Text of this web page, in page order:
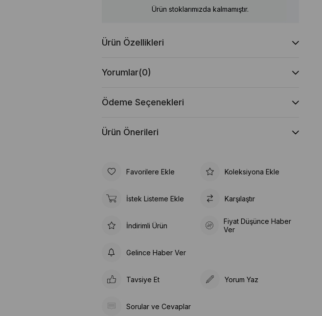
Ürün stoklarımızda kalmamıştır.
Ürün Özellikleri
Yorumlar(0)
Ödeme Seçenekleri
Ürün Önerileri
Favorilere Ekle Koleksiyona Ekle
İstek Listeme Ekle Karşılaştır
İndirimli Ürün
Fiyat Düşünce Haber
Ver
Gelince Haber Ver
Tavsiye Et Yorum Yaz
Sorular ve Cevaplar